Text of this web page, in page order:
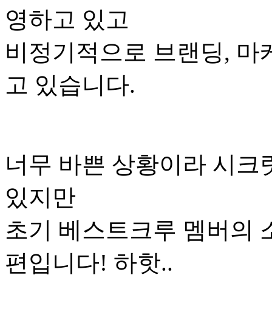
영하고 있고
비정기적으로 브랜딩, 마
고 있습니다.
너무 바쁜 상황이라 시
있지만
초기 베스트크루 멤버의
편입니다! 하핫..